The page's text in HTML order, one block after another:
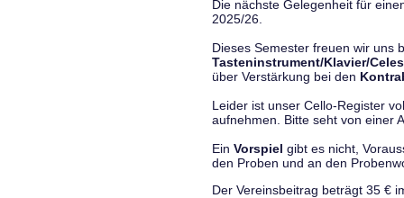
Die nächste Gelegenheit für
2025/26.
Dieses Semester freuen wir uns
Tasteninstrument/Klavier/
über Verstärkung bei den
Leider ist unser Cello-Register
aufnehmen. Bitte seht von einer
Ein Vorspiel gibt es nicht,
den Proben und an den
Der Vereinsbeitrag beträgt 35 €